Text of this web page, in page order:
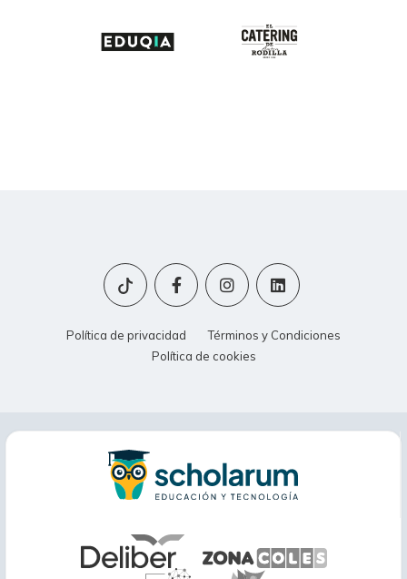
Política de privacidad
Términos y Condiciones
Política de cookies